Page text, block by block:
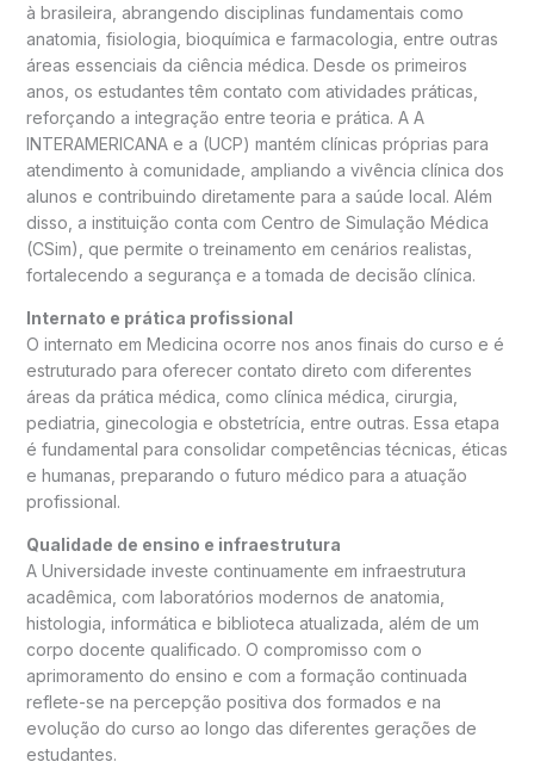
à brasileira, abrangendo disciplinas fundamentais como
anatomia, fisiologia, bioquímica e farmacologia, entre outras
áreas essenciais da ciência médica. Desde os primeiros
anos, os estudantes têm contato com atividades práticas,
reforçando a integração entre teoria e prática. A A
INTERAMERICANA e a (UCP) mantém clínicas próprias para
atendimento à comunidade, ampliando a vivência clínica dos
alunos e contribuindo diretamente para a saúde local. Além
disso, a instituição conta com Centro de Simulação Médica
(CSim), que permite o treinamento em cenários realistas,
fortalecendo a segurança e a tomada de decisão clínica.
Internato e prática profissional
O internato em Medicina ocorre nos anos finais do curso e é
estruturado para oferecer contato direto com diferentes
áreas da prática médica, como clínica médica, cirurgia,
pediatria, ginecologia e obstetrícia, entre outras. Essa etapa
é fundamental para consolidar competências técnicas, éticas
e humanas, preparando o futuro médico para a atuação
profissional.
Qualidade de ensino e infraestrutura
A Universidade investe continuamente em infraestrutura
acadêmica, com laboratórios modernos de anatomia,
histologia, informática e biblioteca atualizada, além de um
corpo docente qualificado. O compromisso com o
aprimoramento do ensino e com a formação continuada
reflete-se na percepção positiva dos formados e na
evolução do curso ao longo das diferentes gerações de
estudantes.